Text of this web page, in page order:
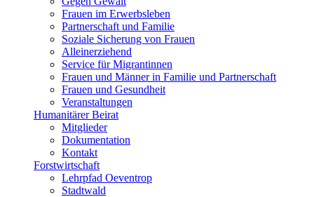
Frauen im Erwerbsleben
Partnerschaft und Familie
Soziale Sicherung von Frauen
Alleinerziehend
Service für Migrantinnen
Frauen und Männer in Familie und Partnerschaft
Frauen und Gesundheit
Veranstaltungen
Humanitärer Beirat
Mitglieder
Dokumentation
Kontakt
Forstwirtschaft
Lehrpfad Oeventrop
Stadtwald